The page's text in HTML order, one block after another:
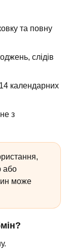
та повну
слідів
календарних
з
або
може